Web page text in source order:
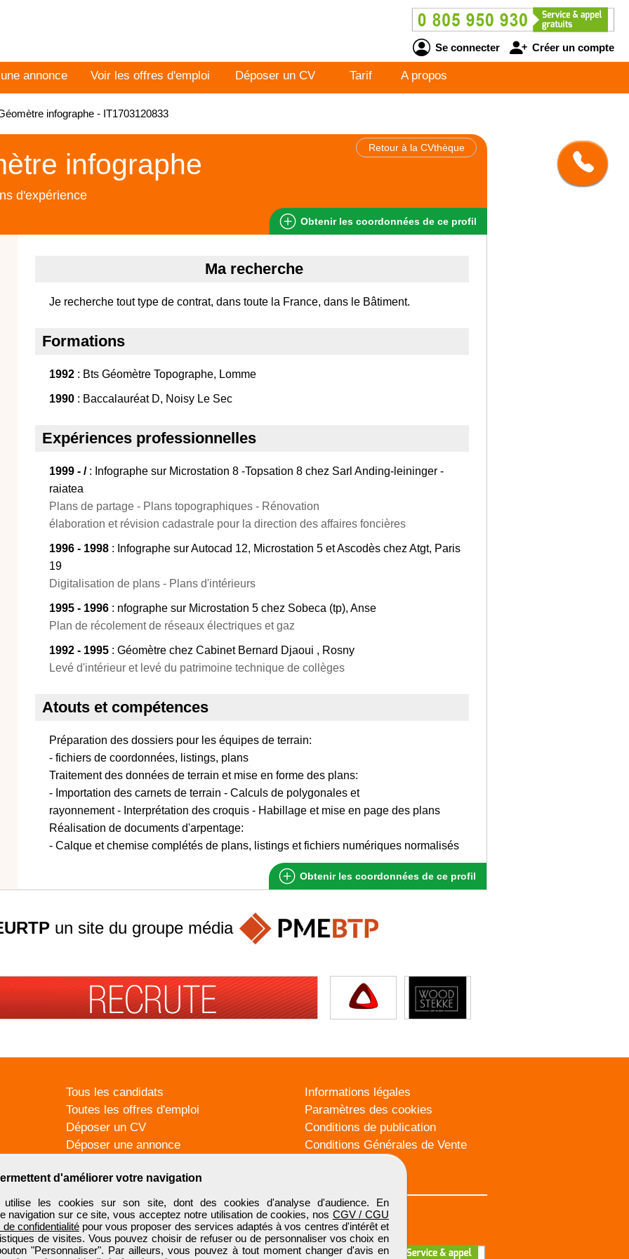
Se connecter Créer un compte
annonce Voir les offres d'emploi Déposer un CV Tarif A propos
infographe - IT1703120833
Retour à la CVthèque
infographe
d'expérience
Obtenir les coordonnées de ce profil
Ma recherche
Je recherche tout type de contrat, dans toute la France, dans le Bâtiment.
Formations
1992 : Bts Géomètre Topographe, Lomme
1990 : Baccalauréat D, Noisy Le Sec
Expériences professionnelles
1999 - /: Infographe sur Microstation 8 -Topsation 8 chez Sarl Anding-leininger -
raiatea
Plans de partage - Plans topographiques - Rénovation
élaboration et révision cadastrale pour la direction des affaires foncières
1996 - 1998 : Infographe sur Autocad 12, Microstation 5 et Ascodès chez Atgt, Paris
19
Digitalisation de plans - Plans d'intérieurs
1995 - 1996 : nfographe sur Microstation 5 chez Sobeca (tp), Anse
Plan de récolement de réseaux électriques et gaz
1992 - 1995 : Géomètre chez Cabinet Bernard Djaoui , Rosny
Levé d'intérieur et levé du patrimoine technique de collèges
Atouts et compétences
Préparation des dossiers pour les équipes de terrain:
- fichiers de coordonnées, listings, plans
Traitement des données de terrain et mise en forme des plans:
- Importation des carnets de terrain - Calculs de polygonales et
rayonnement - Interprétation des croquis - Habillage et mise en page des plans
Réalisation de documents d'arpentage:
- Calque et chemise complétés de plans, listings et fichiers numériques normalisés
Obtenir les coordonnées de ce profil
d'améliorer votre navigation
utilise les cookies sur son site, dont des cookies d'analyse d'audience. En
navigation sur ce site, vous acceptez notre utilisation de cookies, nos CGV / CGU
de confidentialitépour vous proposer des services adaptés à vos centres d'intérêt et
de visites. Vous pouvez choisir de refuser ou de personnaliser vos choix en
"Personnaliser". Par ailleurs, vous pouvez à tout moment changer d'avis en
un site du groupe média
Tous les candidats
Toutes les offres d'emploi
Déposer un CV
Déposer une annonce
Informations légales
Paramètres des cookies
Conditions de publication
Conditions Générales de Vente